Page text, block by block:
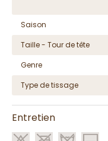
Saison
Taille - Tour de tête
Genre
Type de tissage
Entretien